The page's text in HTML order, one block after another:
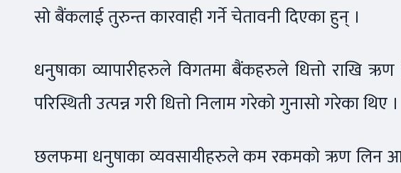
सो बैंकलाई तुरुन्त कारवाही गर्ने चेतावनी दिएका हुन् ।
धनुषाका व्यापारीहरुले विगतमा बैंकहरुले धित्तो राखि
परिस्थिती उत्पन्न गरी धित्तो निलाम गरेको गुनासो गरेका थिए ।
छलफमा धनुषाका व्यवसायीहरुले कम रकमको ऋण लिन